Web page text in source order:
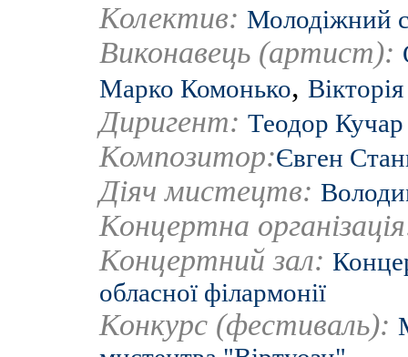
Колектив: Молодіжний
Виконавець (артист):
Марко Комонько,
Диригент: Теодор Кучар
Композитор:Євген
Діяч мистецтв:
Концертна
Концертний зал:
обласної філармонії
Конкурс (фестиваль):